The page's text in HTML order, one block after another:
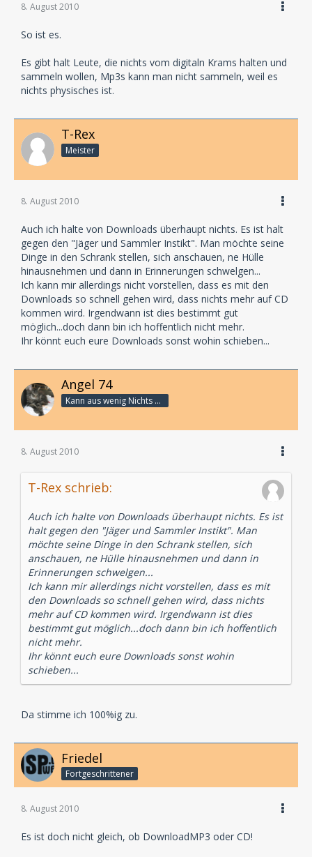
8. August 2010
So ist es.
Es gibt halt Leute, die nichts vom digitaln Krams halten und
sammeln wollen, Mp3s kann man nicht sammeln, weil es
nichts physisches ist.
T-Rex
Meister
8. August 2010
Auch ich halte von Downloads überhaupt nichts. Es ist halt
gegen den "Jäger und Sammler Instikt". Man möchte seine
Dinge in den Schrank stellen, sich anschauen, ne Hülle
hinausnehmen und dann in Erinnerungen schwelgen...
Ich kann mir allerdings nicht vorstellen, dass es mit den
Downloads so schnell gehen wird, dass nichts mehr auf CD
kommen wird. Irgendwann ist dies bestimmt gut
möglich...doch dann bin ich hoffentlich nicht mehr.
Ihr könnt euch eure Downloads sonst wohin schieben...
Angel 74
Kann aus wenig Nichts machen
8. August 2010
T-Rex schrieb:
Auch ich halte von Downloads überhaupt nichts. Es ist
halt gegen den "Jäger und Sammler Instikt". Man
möchte seine Dinge in den Schrank stellen, sich
anschauen, ne Hülle hinausnehmen und dann in
Erinnerungen schwelgen...
Ich kann mir allerdings nicht vorstellen, dass es mit
den Downloads so schnell gehen wird, dass nichts
mehr auf CD kommen wird. Irgendwann ist dies
bestimmt gut möglich...doch dann bin ich hoffentlich
nicht mehr.
Ihr könnt euch eure Downloads sonst wohin
schieben...
Da stimme ich 100%ig zu.
Friedel
Fortgeschrittener
8. August 2010
Es ist doch nicht gleich, ob DownloadMP3 oder CD!